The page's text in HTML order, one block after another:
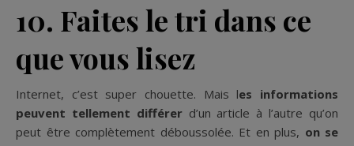
10. Faites le tri dans ce
que vous lisez
Internet, c’est super chouette. Mais les informations
peuvent tellement différerd’un article à l’autre qu’on
peut être complètement déboussolée. Et en plus, on se